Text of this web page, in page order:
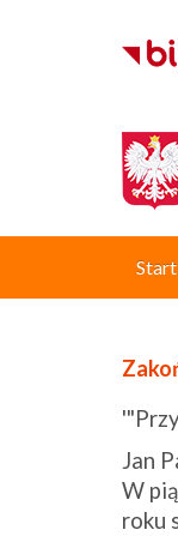
Start
Jan
W
roku